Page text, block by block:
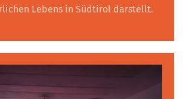
Lebens in Südtirol darstellt.